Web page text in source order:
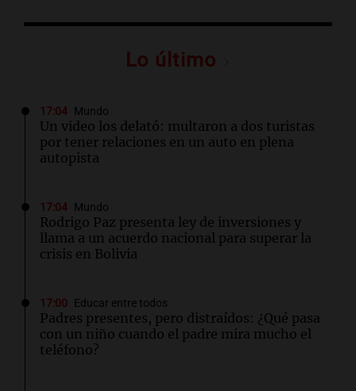
Lo último
17:04 Mundo
Un video los delató: multaron a dos turistas
por tener relaciones en un auto en plena
autopista
17:04 Mundo
Rodrigo Paz presenta ley de inversiones y
llama a un acuerdo nacional para superar la
crisis en Bolivia
17:00 Educar entre todos
Padres presentes, pero distraídos: ¿Qué pasa
con un niño cuando el padre mira mucho el
teléfono?